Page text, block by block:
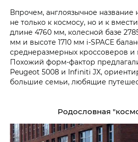
Впрочем, англоязычное название
не только к космосу, но и к
длине 4760 мм, колесной базе
мм и высоте 1710 мм i‑SPACE
среднеразмерных кроссоверов и
Похожий форм-фактор
Peugeot 5008 и Infiniti JX,
большие семьи, любящие
Родословная